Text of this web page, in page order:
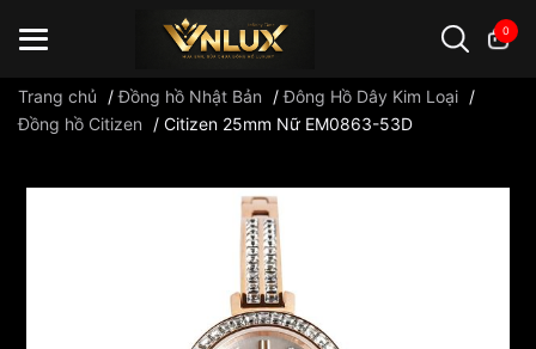
0
Trang chủ /Đồng hồ Nhật Bản /Đông Hồ Dây Kim Loại /
Đồng hồ Citizen
/ Citizen 25mm Nữ EM0863-53D